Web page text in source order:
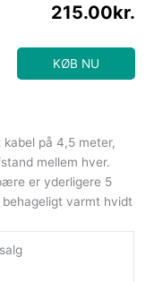
215.00kr.
KØB NU
på 4,5 meter,
mellem hver.
er yderligere 5
varmt hvidt